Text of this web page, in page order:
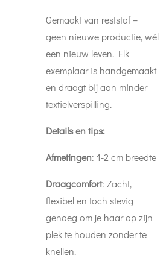
Gemaakt van reststof –
geen nieuwe productie, wél
een nieuw leven. Elk
exemplaar is handgemaakt
en draagt bij aan minder
textielverspilling.
Details en tips:
Afmetingen: 1-2 cm breedte
Draagcomfort: Zacht,
flexibel en toch stevig
genoeg om je haar op zijn
plek te houden zonder te
knellen.